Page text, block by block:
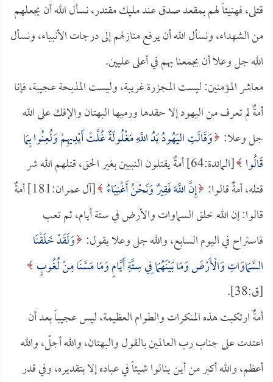
قتلى، فهنيئاً لهم بمقعد صدق عند مليك مقتدر، نسأل الله أن يجعلهم
من الشهداء، ونسأل الله أن يرفع منازلهم إلى درجات الأنبياء، ونسأل
الله جل وعلا أن يجمعنا بهم في أعلى عليين.
معاشر المؤمنين: ليست المجزرة غريبة، وليست المذبحة عجيبة، فإنا
أمةٌ لم تعرف من اليهود إلا حقدها ورميها البهتان والإفك على الله
جل وعلا: وَقَالَتِ اليَهُودُ يَدُ اللَّهِ مَغْلُولَةٌ غُلَّتْ أَيْدِيهِمْ وَلُعِنُوا بِمَا
قَالُوا
[المائدة:64] أمةٌ يقتلون النبيين بغير الحق، قتلهم الله شر
قتله، أمةٌ قالوا: إِنَّ اللَّهَ فَقِيرٌ وَنَحْنُ أَغْنِيَاءُ
[آل عمران:181] أمةٌ
قالوا: إن الله خلق السماوات والأرض في ستة أيام، ثم تعب
فاستراح في اليوم السابع، والله جل وعلا يقول: وَلَقَدْ خَلَقْنَا
السَّمَاوَاتِ وَالْأَرْضَ وَمَا بَيْنَهُمَا فِي سِتَّةِ أَيَّامٍ وَمَا مَسَّنَا مِنْ لُغُوبٍ
[ق:38].
أمةٌ ارتكبت هذه المنكرات والطوام العظيمة، ليس عجيباً بعد أن
اعتدت على جناب رب العالمين بالقول والبهتان، والله أجلّ، والله
أعظم، والله أكبر من أين ينالوا شيئاً في عباده إلا بتقديره، وفي قدر